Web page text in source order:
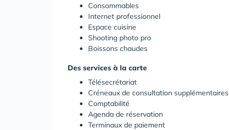
Consommables
Internet professionnel
Espace cuisine
Shooting photo pro
Boissons chaudes
Des services à la carte
Télésecrétariat
Créneaux de consultation supplémentaires
Comptabilité
Agenda de réservation
Terminaux de paiement